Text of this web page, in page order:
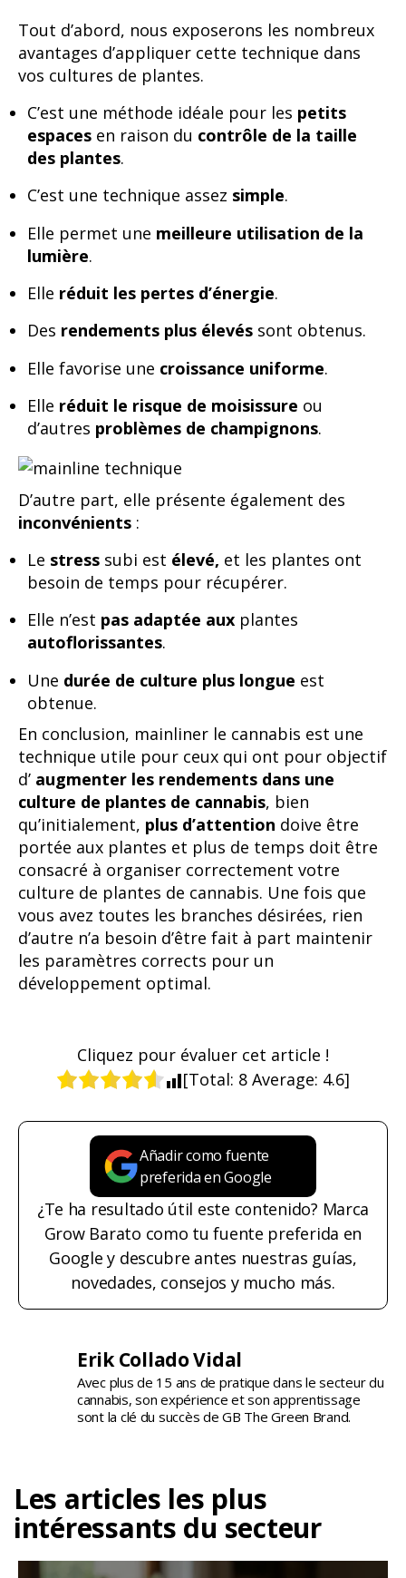
Tout d’abord, nous exposerons les nombreux
avantages d’appliquer cette technique dans
vos cultures de plantes.
C’est une méthode idéale pour les petits
espaces en raison du contrôle de la taille
des plantes.
C’est une technique assez simple.
Elle permet une meilleure utilisation de la
lumière.
Elle réduit les pertes d’énergie.
Des rendements plus élevés sont obtenus.
Elle favorise une croissance uniforme.
Elle réduit le risque de moisissure ou
d’autres problèmes de champignons.
D’autre part, elle présente également des
inconvénients :
Le stress subi est élevé, et les plantes ont
besoin de temps pour récupérer.
Elle n’est pas adaptée aux plantes
autoflorissantes.
Une durée de culture plus longue est
obtenue.
En conclusion, mainliner le cannabis est une
technique utile pour ceux qui ont pour objectif
d’ augmenter les rendements dans une
culture de plantes de cannabis, bien
qu’initialement, plus d’attention doive être
portée aux plantes et plus de temps doit être
consacré à organiser correctement votre
culture de plantes de cannabis. Une fois que
vous avez toutes les branches désirées, rien
d’autre n’a besoin d’être fait à part maintenir
les paramètres corrects pour un
développement optimal.
Cliquez pour évaluer cet article !
[Total: 8 Average: 4.6]
Añadir como fuente
preferida en Google
¿Te ha resultado útil este contenido? Marca
Grow Barato como tu fuente preferida en
Google y descubre antes nuestras guías,
novedades, consejos y mucho más.
Erik Collado Vidal
Avec plus de 15 ans de pratique dans le secteur du
cannabis, son expérience et son apprentissage
sont la clé du succès de GB The Green Brand.
Les articles les plus
intéressants du secteur